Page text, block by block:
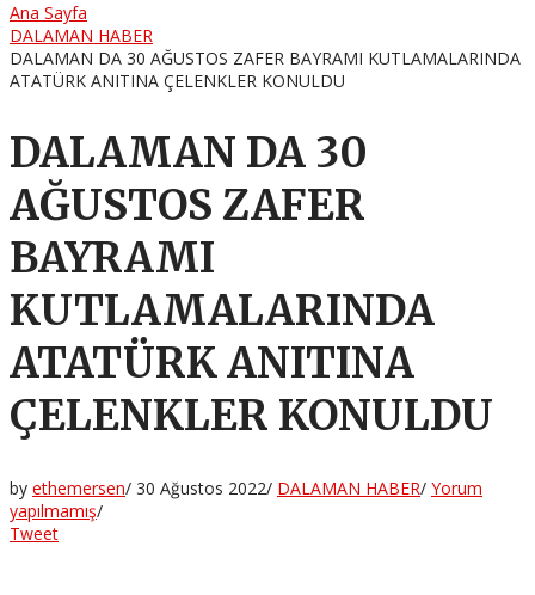
Ana Sayfa
DALAMAN HABER
DALAMAN DA 30 AĞUSTOS ZAFER BAYRAMI KUTLAMALARINDA
ATATÜRK ANITINA ÇELENKLER KONULDU
DALAMAN DA 30
AĞUSTOS ZAFER
BAYRAMI
KUTLAMALARINDA
ATATÜRK ANITINA
ÇELENKLER KONULDU
by ethemersen/ 30 Ağustos 2022/ DALAMAN HABER/ Yorum
yapılmamış/
Tweet